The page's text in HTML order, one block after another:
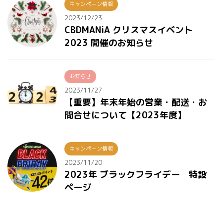
ん、モデルではロサンゼ
ルスで活躍しているロー
ラさん、お笑い芸人では
EXET のりんたろー。さ
用者であることを公表し
ています。 きっとこれか
らもっと多くの人が CBD
のことを知り、そしてセ
ルフケアのひとつとして
るでしょう。 このような
流れに ...
キャンペーン情報
2023/12/23
CBDMANiA クリスマスイベント
2023 開催のお知らせ
お知らせ
2023/11/27
【重要】年末年始の営業・配送・お
問合せについて【2023年度】
キャンペーン情報
2023/11/20
2023年 ブラックフライデー 特設
ページ